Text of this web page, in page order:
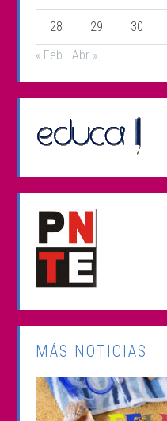
28 29 30
« Feb
Abr »
MÁS NOTICIAS